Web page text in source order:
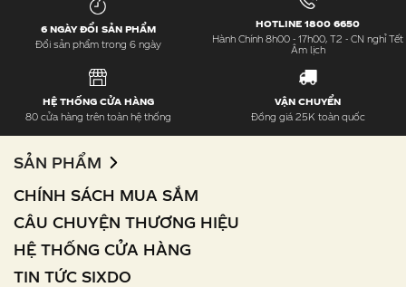
6 NGÀY ĐỔI SẢN PHẨM
Đổi sản phẩm trong 6 ngày
HOTLINE 1800 6650
Hành Chính 8h00 - 17h00, T2 - CN nghỉ Tết
Âm lịch
HỆ THỐNG CỬA HÀNG
80 cửa hàng trên toàn hệ thống
VẬN CHUYỂN
Đồng giá 25K toàn quốc
SẢN PHẨM
CHÍNH SÁCH MUA SẮM
CÂU CHUYỆN THƯƠNG HIỆU
HỆ THỐNG CỬA HÀNG
TIN TỨC SIXDO